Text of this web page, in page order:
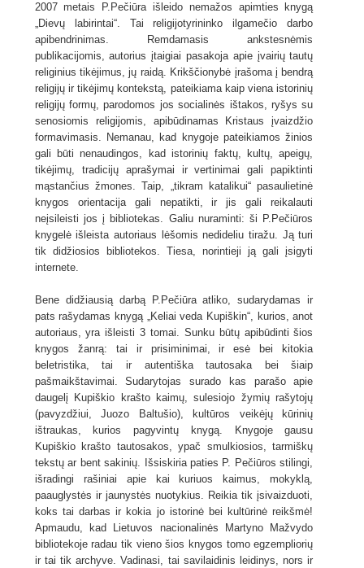
2007 metais P.Pečiūra išleido nemažos apimties knygą
„Dievų labirintai“. Tai religijotyrininko ilgamečio darbo
apibendrinimas. Remdamasis ankstesnėmis
publikacijomis, autorius įtaigiai pasakoja apie įvairių tautų
religinius tikėjimus, jų raidą. Krikščionybė įrašoma į bendrą
religijų ir tikėjimų kontekstą, pateikiama kaip viena istorinių
religijų formų, parodomos jos socialinės ištakos, ryšys su
senosiomis religijomis, apibūdinamas Kristaus įvaizdžio
formavimasis. Nemanau, kad knygoje pateikiamos žinios
gali būti nenaudingos, kad istorinių faktų, kultų, apeigų,
tikėjimų, tradicijų aprašymai ir vertinimai gali papiktinti
mąstančius žmones. Taip, „tikram katalikui“ pasaulietinė
knygos orientacija gali nepatikti, ir jis gali reikalauti
neįsileisti jos į bibliotekas. Galiu nuraminti: ši P.Pečiūros
knygelė išleista autoriaus lėšomis nedideliu tiražu. Ją turi
tik didžiosios bibliotekos. Tiesa, norintieji ją gali įsigyti
internete.
Bene didžiausią darbą P.Pečiūra atliko, sudarydamas ir
pats rašydamas knygą „Keliai veda Kupiškin“, kurios, anot
autoriaus, yra išleisti 3 tomai. Sunku būtų apibūdinti šios
knygos žanrą: tai ir prisiminimai, ir esė bei kitokia
beletristika, tai ir autentiška tautosaka bei šiaip
pašmaikštavimai. Sudarytojas surado kas parašo apie
daugelį Kupiškio krašto kaimų, sulesiojo žymių rašytojų
(pavyzdžiui, Juozo Baltušio), kultūros veikėjų kūrinių
ištraukas, kurios pagyvintų knygą. Knygoje gausu
Kupiškio krašto tautosakos, ypač smulkiosios, tarmiškų
tekstų ar bent sakinių. Išsiskiria paties P. Pečiūros stilingi,
išradingi rašiniai apie kai kuriuos kaimus, mokyklą,
paauglystės ir jaunystės nuotykius. Reikia tik įsivaizduoti,
koks tai darbas ir kokia jo istorinė bei kultūrinė reikšmė!
Apmaudu, kad Lietuvos nacionalinės Martyno Mažvydo
bibliotekoje radau tik vieno šios knygos tomo egzempliorių
ir tai tik archyve. Vadinasi, tai savilaidinis leidinys, nors ir